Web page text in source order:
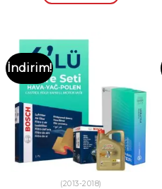
İndirim!
(2013-2018)